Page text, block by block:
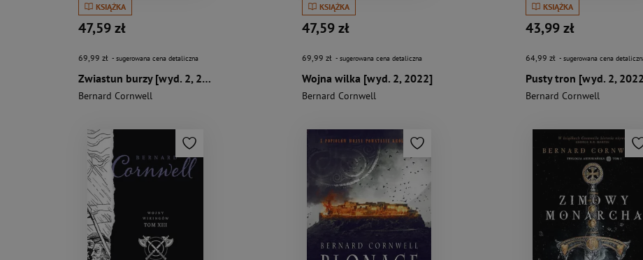
KSIĄŻKA
47,59 zł
69,99 zł - sugerowana cena detaliczna
Zwiastun burzy [wyd. 2, 2023]
Bernard Cornwell
KSIĄŻKA
47,59 zł
69,99 zł - sugerowana cena detaliczna
Wojna wilka [wyd. 2, 2022]
Bernard Cornwell
KSIĄŻKA
43,99 zł
64,99 zł - sugerowana cena
Pusty tron [wyd. 2,
Bernard Cornwell